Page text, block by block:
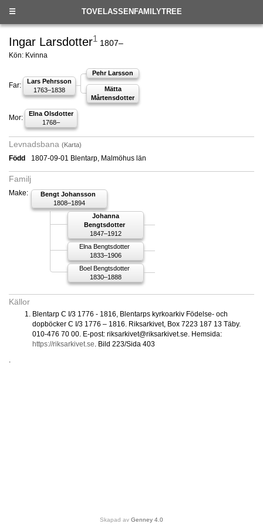
TOVELASSENFAMILYTREE
☰
Ingar Larsdotter1 1807–
Kön: Kvinna
Far:
Lars Pehrsson
1763–1838
Pehr Larsson
Mätta
Mårtensdotter
Mor:
Elna Olsdotter
1768–
Levnadsbana (Karta)
Född 1807-09-01 Blentarp, Malmöhus län
Familj
Make:
Bengt Johansson
1808–1894
Johanna
Bengtsdotter
1847–1912
Elna Bengtsdotter
1833–1906
Boel Bengtsdotter
1830–1888
Källor
Blentarp C I/3 1776 - 1816, Blentarps kyrkoarkiv Födelse- och
dopböcker C I/3 1776 – 1816. Riksarkivet, Box 7223 187 13 Täby.
010-476 70 00. E-post: riksarkivet@riksarkivet.se. Hemsida:
https://riksarkivet.se. Bild 223/Sida 403
.
Skapad av Genney 4.0